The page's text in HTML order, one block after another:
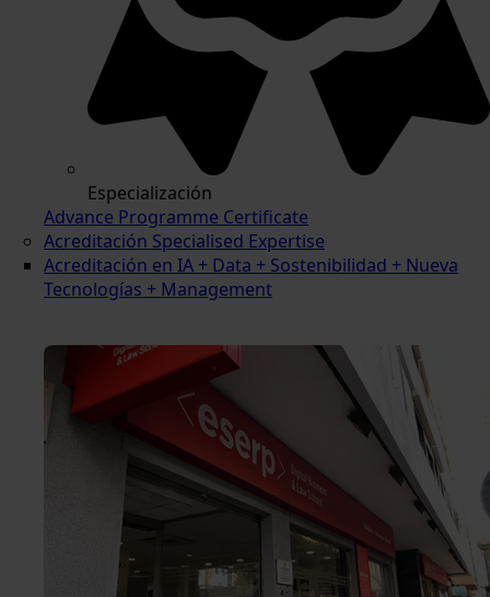
Especialización
Advance Programme Certificate
Acreditación Specialised Expertise
Acreditación en IA + Data + Sostenibilidad + Nueva
Tecnologías + Management